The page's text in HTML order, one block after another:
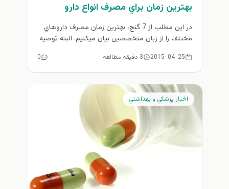
بهترین زمان براي مصرف انواع دارو
در این مطلب از 7 گنج، بهترين زمان مصرف داروهاي
مختلف را از زبان متخصصين بيان ميكنيم. البته توصیه
2015-04-25 3 دقیقه مطالعه 0
اخبار پزشكي و بهداشتي